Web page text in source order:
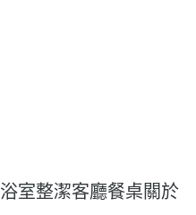
浴室整潔客廳餐桌關於